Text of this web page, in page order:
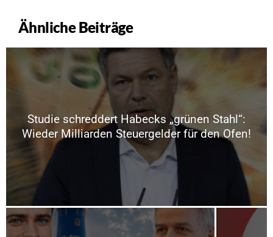
Ähnliche Beiträge
Studie schreddert Habecks „grünen Stahl“:
Wieder Milliarden Steuergelder für den Ofen!